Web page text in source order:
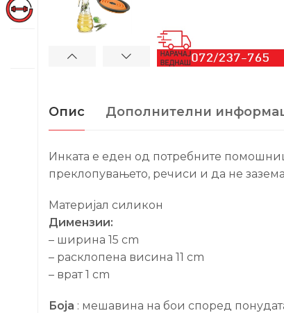
Опис Дополнителни
Инката е еден од потребните
преклопувањето, речиси и да не
Материјал силикон
Димензии:
– ширина 15 cm
– расклопена висина 11 cm
– врат 1 cm
Боја : мешавина на бои според